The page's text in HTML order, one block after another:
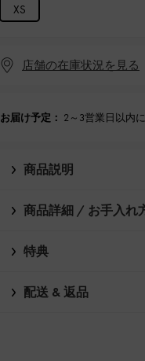
XS
店舗の在庫状況を見る
お届け予定： 2～3営業日以内
商品説明
商品詳細 / お手入れ
特典
配送 & 返品